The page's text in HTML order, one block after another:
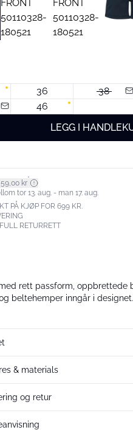
36 38
46
LEGG I
kr*
tor 13. aug. - man 17. aug.
PÅ KJØP FOR 699 KR.
RETURRETT
rett passform, oppbrettede
beltehemper inngår i designet.
& materials
og retur